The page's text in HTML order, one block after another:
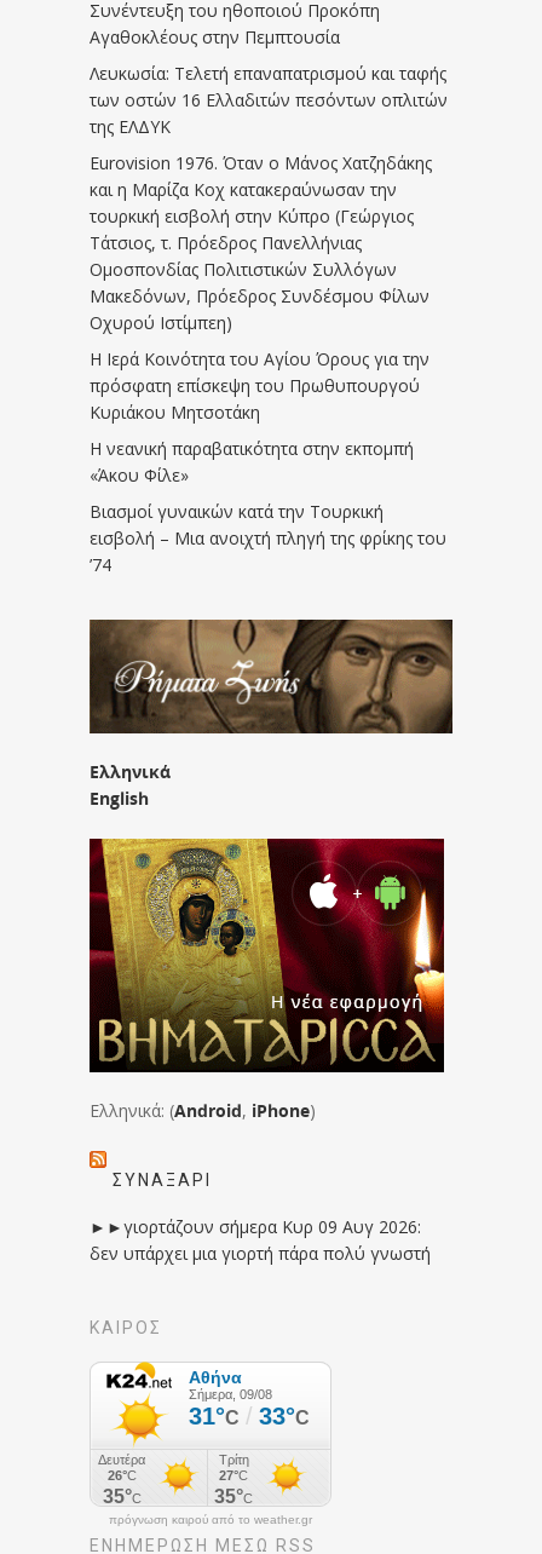
Συνέντευξη του ηθοποιού Προκόπη
Αγαθοκλέους στην Πεμπτουσία
Λευκωσία: Τελετή επαναπατρισμού και ταφής
των οστών 16 Ελλαδιτών πεσόντων οπλιτών
της ΕΛΔΥΚ
Eurovision 1976. Όταν ο Μάνος Χατζηδάκης
και η Μαρίζα Κοχ κατακεραύνωσαν την
τουρκική εισβολή στην Κύπρο (Γεώργιος
Τάτσιος, τ. Πρόεδρος Πανελλήνιας
Ομοσπονδίας Πολιτιστικών Συλλόγων
Μακεδόνων, Πρόεδρος Συνδέσμου Φίλων
Οχυρού Ιστίμπεη)
Η Ιερά Κοινότητα του Αγίου Όρους για την
πρόσφατη επίσκεψη του Πρωθυπουργού
Κυριάκου Μητσοτάκη
Η νεανική παραβατικότητα στην εκπομπή
«Άκου Φίλε»
Βιασμοί γυναικών κατά την Τουρκική
εισβολή – Μια ανοιχτή πληγή της φρίκης του
’74
Ελληνικά
English
Ελληνικά: (Android, iPhone)
ΣΥΝΑΞΆΡΙ
►►γιορτάζουν σήμερα Κυρ 09 Αυγ 2026:
δεν υπάρχει μια γιορτή πάρα πολύ γνωστή
ΚΑΙΡΟΣ
πρόγνωση καιρού από το weather.gr
ΕΝΗΜΈΡΩΣΉ ΜΕΣΩ RSS